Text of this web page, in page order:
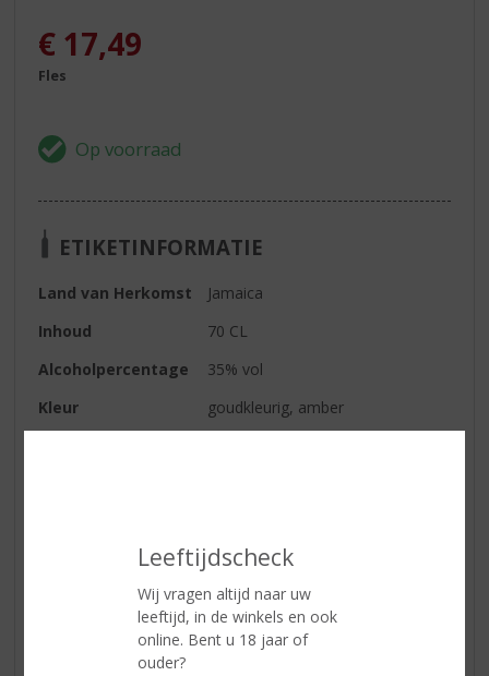
Leeftijdscheck
Wij vragen altijd naar uw
leeftijd, in de winkels en ook
online. Bent u 18 jaar of
ouder?
€ 17,49
Fles
ETIKETINFORMATIE
Land van Herkomst
Jamaica
Inhoud
70 CL
Alcoholpercentage
35% vol
Kleur
goudkleurig, amber
zacht, met hinten van vanille.
Reviews